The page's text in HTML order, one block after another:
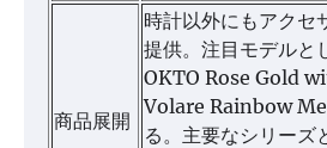
商品展開
時計以外にもアクセ
提供。注目モデルと
OKTO Rose Gold
Volare Rainbow
る。主要なシリーズ